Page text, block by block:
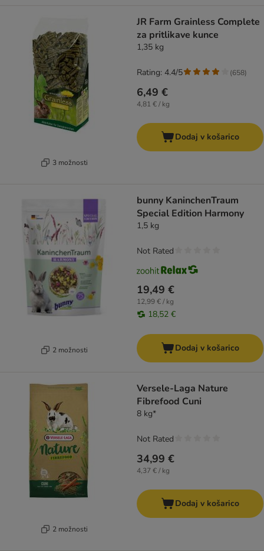
3 možnosti
JR Farm Grainless Complete
za pritlikave kunce
1,35 kg
6,49 €
4,81 € / kg
Rating: 4.4/5 (658)
Dodaj v košarico
2 možnosti
bunny KaninchenTraum
Special Edition Harmony
1,5 kg
19,49 €
12,99 € / kg
18,52 €
Not Rated
Dodaj v košarico
2 možnosti
Versele-Laga Nature
Fibrefood Cuni
8 kg*
34,99 €
4,37 € / kg
Not Rated
Dodaj v košarico